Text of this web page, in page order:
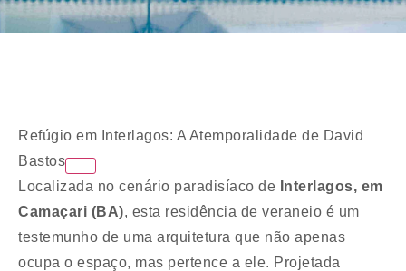
Refúgio em Interlagos: A Atemporalidade de David
Bastos
Localizada no cenário paradisíaco de Interlagos, em
Camaçari (BA), esta residência de veraneio é um
testemunho de uma arquitetura que não apenas
ocupa o espaço, mas pertence a ele. Projetada